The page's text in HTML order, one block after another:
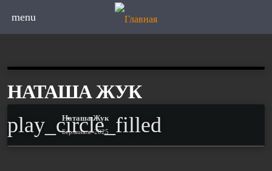
menu
НАТАША ЖУК
play_circle_filled
Наташа Жук
Берлинале-2025